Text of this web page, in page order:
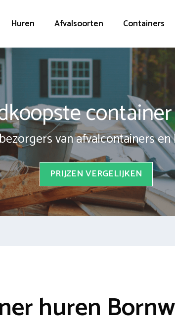
Huren Afvalsoorten Containers
van afvalcontainers
PRIJZEN VERGELIJKEN
huren